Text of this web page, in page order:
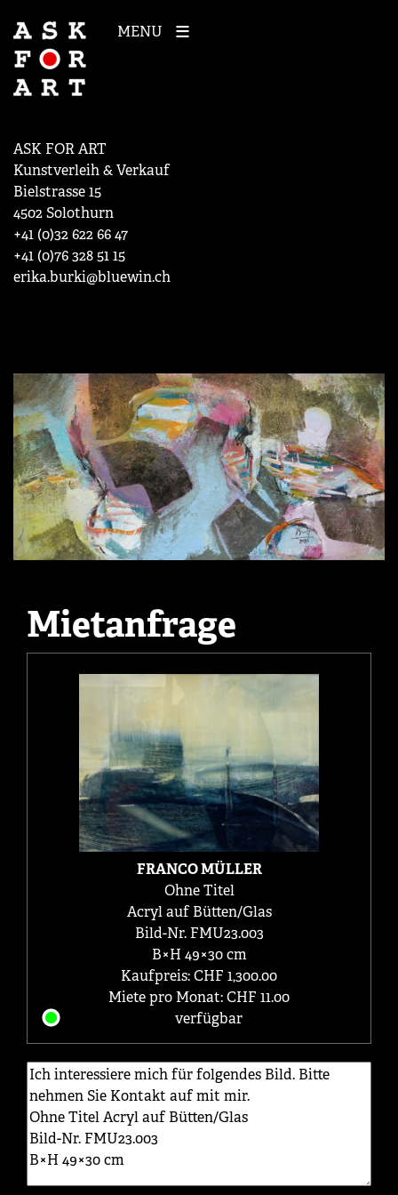
MENU
ASK FOR ART
Kunstverleih & Verkauf
Bielstrasse 15
4502 Solothurn
+41 (0)32 622 66 47
+41 (0)76 328 51 15
erika.burki@bluewin.ch
Mietanfrage
FRANCO MÜLLER
Ohne Titel
Acryl auf Bütten/Glas
Bild-Nr. FMU23.003
B×H 49×30 cm
Kaufpreis: CHF 1,300.00
Miete pro Monat: CHF 11.00
verfügbar